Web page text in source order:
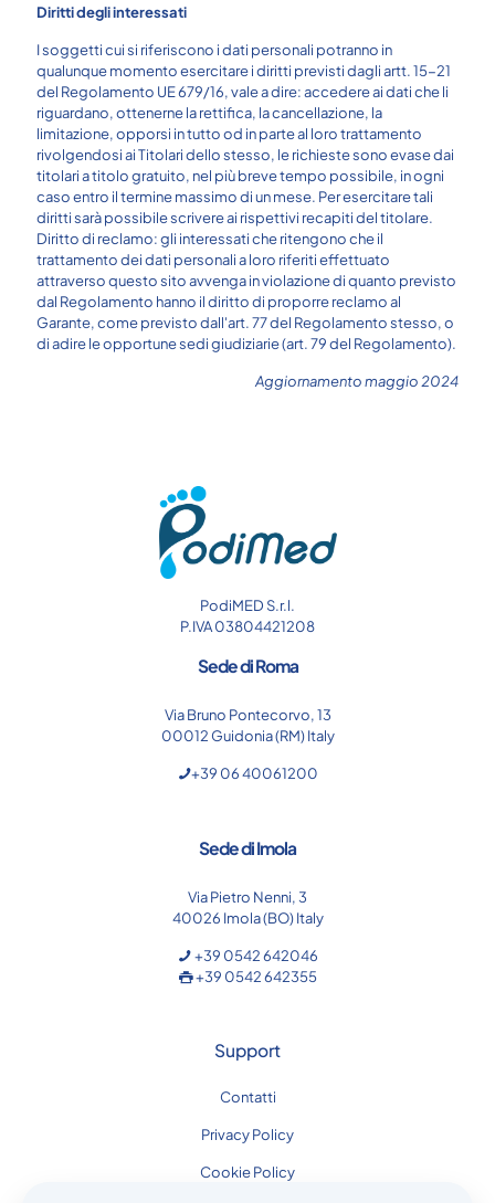
Diritti degli interessati
I soggetti cui si riferiscono i dati personali potranno in
qualunque momento esercitare i diritti previsti dagli artt. 15-21
del Regolamento UE 679/16, vale a dire: accedere ai dati che li
riguardano, ottenerne la rettifica, la cancellazione, la
limitazione, opporsi in tutto od in parte al loro trattamento
rivolgendosi ai Titolari dello stesso, le richieste sono evase dai
titolari a titolo gratuito, nel più breve tempo possibile, in ogni
caso entro il termine massimo di un mese. Per esercitare tali
diritti sarà possibile scrivere ai rispettivi recapiti del titolare.
Diritto di reclamo: gli interessati che ritengono che il
trattamento dei dati personali a loro riferiti effettuato
attraverso questo sito avvenga in violazione di quanto previsto
dal Regolamento hanno il diritto di proporre reclamo al
Garante, come previsto dall'art. 77 del Regolamento stesso, o
di adire le opportune sedi giudiziarie (art. 79 del Regolamento).
Aggiornamento maggio 2024
PodiMED S.r.l.
P.IVA 03804421208
Sede di Roma
Via Bruno Pontecorvo, 13
00012 Guidonia (RM) Italy
+39 06 40061200
Sede di Imola
Via Pietro Nenni, 3
40026 Imola (BO) Italy
+39 0542 642046
+39 0542 642355
Support
Contatti
Privacy Policy
Cookie Policy